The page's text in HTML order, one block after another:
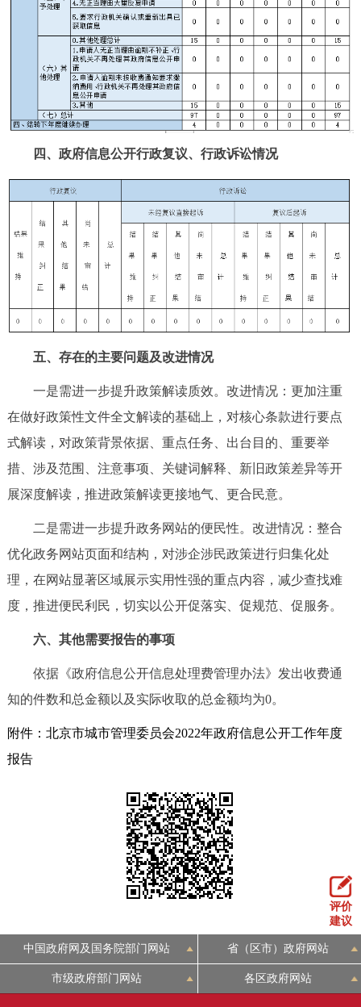
四、政府信息公开行政复议、行政诉讼情况
五、存在的主要问题及改进情况
一是需进一步提升政策解读质效。改进情况：更加注重
在做好政策性文件全文解读的基础上，对核心条款进行要点
式解读，对政策背景依据、重点任务、出台目的、重要举
措、涉及范围、注意事项、关键词解释、新旧政策差异等开
展深度解读，推进政策解读更接地气、更合民意。
二是需进一步提升政务网站的便民性。改进情况：整合
优化政务网站页面和结构，对涉企涉民政策进行归集化处
理，在网站显著区域展示实用性强的重点内容，减少查找难
度，推进便民利民，切实以公开促落实、促规范、促服务。
六、其他需要报告的事项
依据《政府信息公开信息处理费管理办法》发出收费通
知的件数和总金额以及实际收取的总金额均为0。
附件：北京市城市管理委员会2022年政府信息公开工作年度
报告
评价
建议
中国政府网及国务院部门网站 省（区市）政府网站
市级政府部门网站 各区政府网站